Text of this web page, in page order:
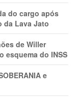
do cargo após
da Lava Jato
de Willer
esquema do INSS
e